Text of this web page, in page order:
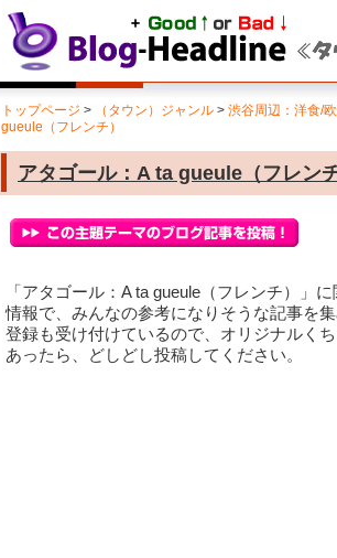
トップページ > （タウン）ジャンル > 渋谷周辺：洋食/
gueule（フレンチ）
アタゴール：A ta gueule（フレン
「アタゴール：A ta gueule（フレンチ）」
情報で、みんなの参考になりそうな記事を
登録も受け付けているので、オリジナルく
あったら、どしどし投稿してください。